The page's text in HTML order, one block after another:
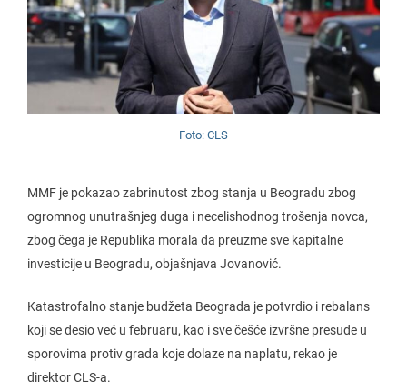
Foto: CLS
MMF je pokazao zabrinutost zbog stanja u Beogradu zbog
ogromnog unutrašnjeg duga i necelishodnog trošenja novca,
zbog čega je Republika morala da preuzme sve kapitalne
investicije u Beogradu, objašnjava Jovanović.
Katastrofalno stanje budžeta Beograda je potvrdio i rebalans
koji se desio već u februaru, kao i sve češće izvršne presude u
sporovima protiv grada koje dolaze na naplatu, rekao je
direktor CLS-a.